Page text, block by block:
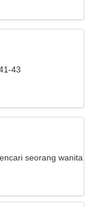
43
seorang wanita